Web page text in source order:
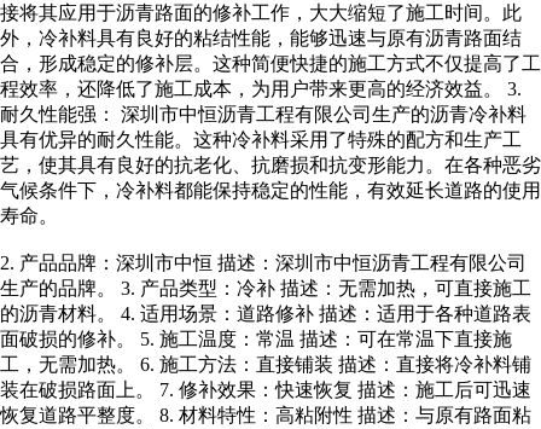
接将其应用于沥青路面的修补工作，大大缩短了施工时间。此
外，冷补料具有良好的粘结性能，能够迅速与原有沥青路面结
合，形成稳定的修补层。这种简便快捷的施工方式不仅提高了工
程效率，还降低了施工成本，为用户带来更高的经济效益。 3.
耐久性能强： 深圳市中恒沥青工程有限公司生产的沥青冷补料
具有优异的耐久性能。这种冷补料采用了特殊的配方和生产工
艺，使其具有良好的抗老化、抗磨损和抗变形能力。在各种恶劣
气候条件下，冷补料都能保持稳定的性能，有效延长道路的使用
寿命。
2. 产品品牌：深圳市中恒 描述：深圳市中恒沥青工程有限公司
生产的品牌。 3. 产品类型：冷补 描述：无需加热，可直接施工
的沥青材料。 4. 适用场景：道路修补 描述：适用于各种道路表
面破损的修补。 5. 施工温度：常温 描述：可在常温下直接施
工，无需加热。 6. 施工方法：直接铺装 描述：直接将冷补料铺
装在破损路面上。 7. 修补效果：快速恢复 描述：施工后可迅速
恢复道路平整度。 8. 材料特性：高粘附性 描述：与原有路面粘